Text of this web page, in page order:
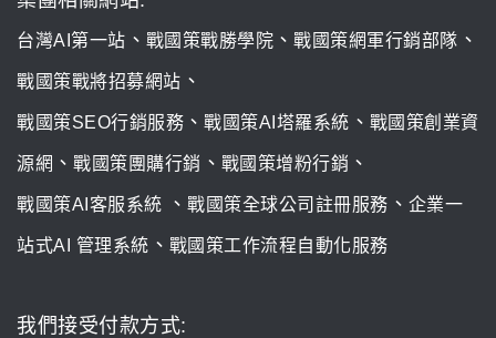
台灣AI第一站 、 戰國策戰勝學院 、 戰國策網軍行銷部隊 、
戰國策戰將招募網站 、
戰國策SEO行銷服務 、 戰國策AI塔羅系統 、 戰國策創業資
源網 、 戰國策團購行銷 、 戰國策增粉行銷 、
戰國策AI客服系統 、 戰國策全球公司註冊服務 、 企業一
站式AI 管理系統 、 戰國策工作流程自動化服務
我們接受付款方式: